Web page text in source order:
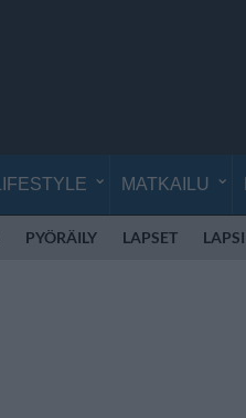
LIFESTYLE MATKAILU
PYÖRÄILY LAPSET LAPSI